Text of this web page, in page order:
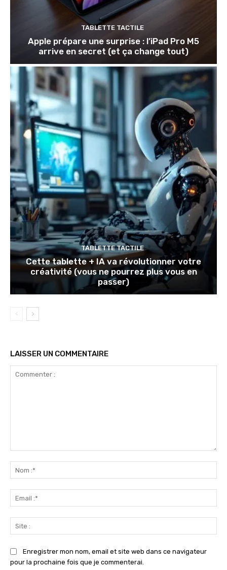
TABLETTE TACTILE
Apple prépare une surprise : l’iPad Pro M5
arrive en secret (et ça change tout)
TABLETTE TACTILE
Cette tablette + IA va révolutionner votre
créativité (vous ne pourrez plus vous en
passer)
LAISSER UN COMMENTAIRE
:*
:*
:
Enregistrer mon nom, email et site web dans ce navigateur
pour la prochaine fois que je commenterai.